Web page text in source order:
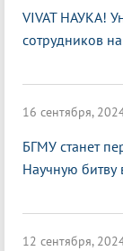
VIVAT НАУКА!
сотрудников
16 сентября,
БГМУ станет
Научную битву
12 сентября,